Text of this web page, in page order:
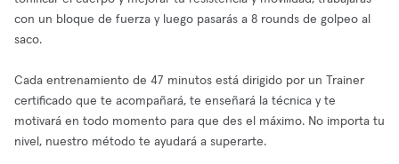
con un bloque de fuerza y luego pasarás a 8 rounds de golpeo al
saco.
Cada entrenamiento de 47 minutos está dirigido por un Trainer
certificado que te acompañará, te enseñará la técnica y te
motivará en todo momento para que des el máximo. No importa tu
nivel, nuestro método te ayudará a superarte.